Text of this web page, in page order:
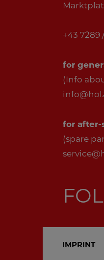
+43 7289
for
(Info
for after-
(spare
IMPRINT